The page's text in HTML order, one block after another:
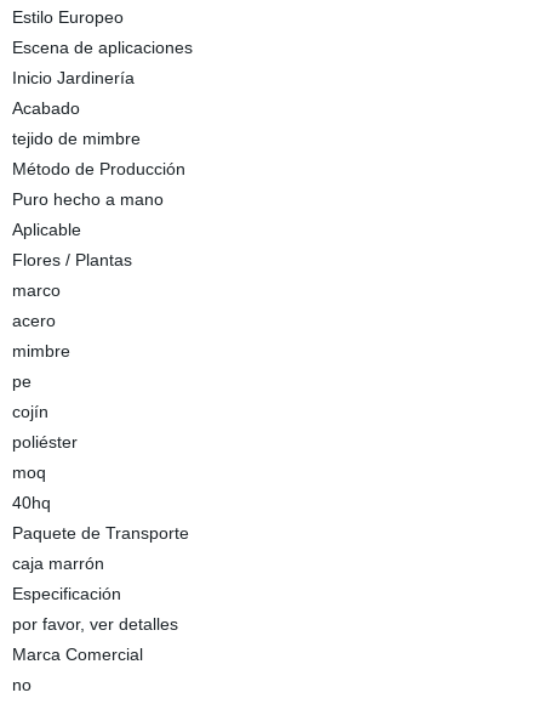
Estilo Europeo
Escena de aplicaciones
Inicio Jardinería
Acabado
tejido de mimbre
Método de Producción
Puro hecho a mano
Aplicable
Flores / Plantas
marco
acero
mimbre
pe
cojín
poliéster
moq
40hq
Paquete de Transporte
caja marrón
Especificación
por favor, ver detalles
Marca Comercial
no